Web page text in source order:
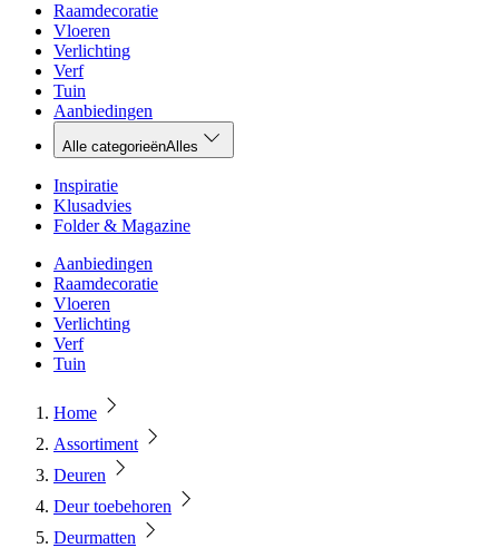
Raamdecoratie
Vloeren
Verlichting
Verf
Tuin
Aanbiedingen
Alle categorieënAlles
Inspiratie
Klusadvies
Folder & Magazine
Aanbiedingen
Raamdecoratie
Vloeren
Verlichting
Verf
Tuin
Home
Assortiment
Deuren
Deur toebehoren
Deurmatten